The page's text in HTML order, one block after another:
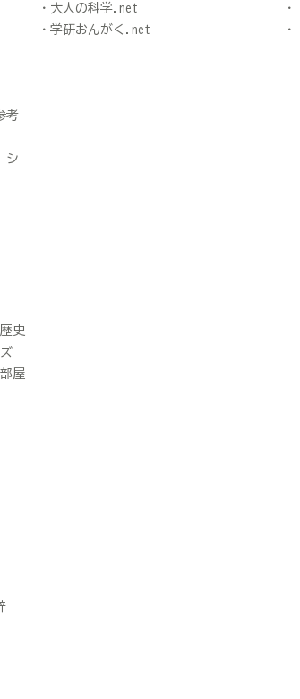
考
シ
史
屋
大人の科学.net
学研おんがく.net